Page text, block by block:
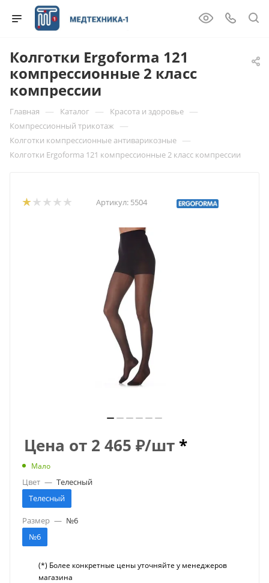
Колготки Ergoforma 121
компрессионные 2 класс
компрессии
Главная — Каталог — Красота и здоровье —
Компрессионный трикотаж —
Колготки компрессионные антиварикозные —
Колготки Ergoforma 121 компрессионные 2 класс компрессии
Артикул: 5504
Цена от 2 465 ₽/шт *
Мало
Цвет — Телесный
Телесный
Размер — №6
№6
(*) Более конкретные цены уточняйте у менеджеров
магазина